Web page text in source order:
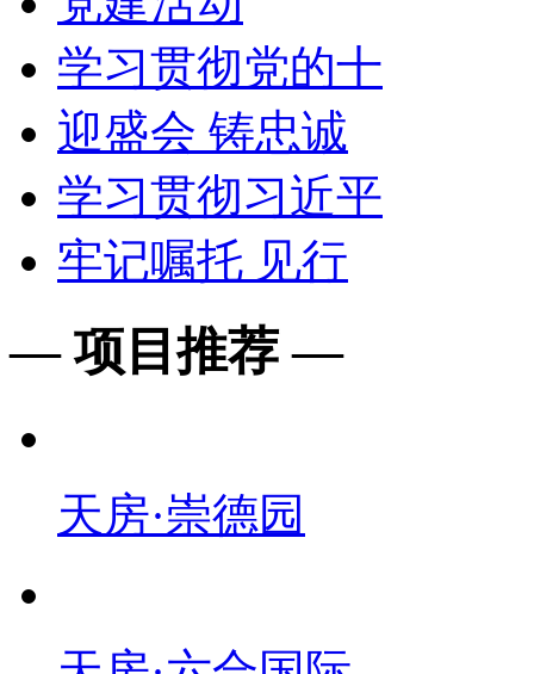
学习贯彻党的十
迎盛会 铸忠诚
学习贯彻习近平
牢记嘱托 见行
— 项目推荐 —
天房·崇德园